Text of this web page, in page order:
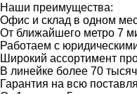
Наши преимущества:
Офис и склад в одном
От ближайшего метро 7
Работаем с
Широкий ассортимент
В линейке более 70
Гарантия на всю